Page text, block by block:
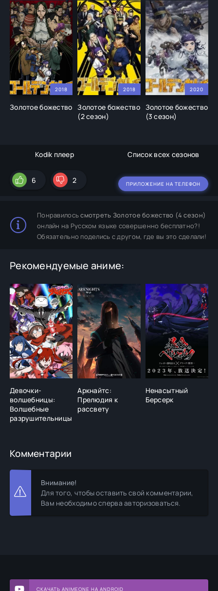
СКАЧАТЬ ANIMEONE НА ANDROID
2018
Золотое божество
2018
Золотое божество
(2 сезон)
2020
Золотое божество
(3 сезон)
Kodik плеер Список всех сезонов
6 2 ПРИЛОЖЕНИЕ НА ТЕЛЕФОН
Понравилосьсмотреть Золотое божество (4 сезон)
онлайн на Русском языке совершенно бесплатно?!
Обязательно поделись с другом, где вы это сделали!
Рекомендуемые аниме:
Девочки-
волшебницы:
Волшебные
разрушительницы
Аркнайтс:
Прелюдия к
рассвету
Ненасытный
Берсерк
Комментарии
Внимание!
Для того, чтобы оставить свой комментарии,
Вам необходимо сперва авторизоваться.